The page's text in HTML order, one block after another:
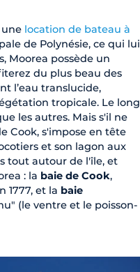
une location de bateau à
de Polynésie, ce qui lui
Moorea possède un
du plus beau des
l’eau translucide,
tropicale. Le long
les autres. Mais s'il ne
Cook, s'impose en tête
et son lagon aux
tout autour de l'île, et
: la baie de Cook,
1777, et la baie
(le ventre et le poisson-